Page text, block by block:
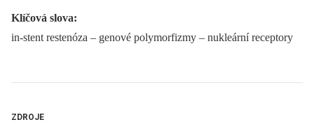
Klíčová slova:
in‑stent restenóza –⁠ genové polymorfizmy –⁠ nukleární receptory
ZDROJE